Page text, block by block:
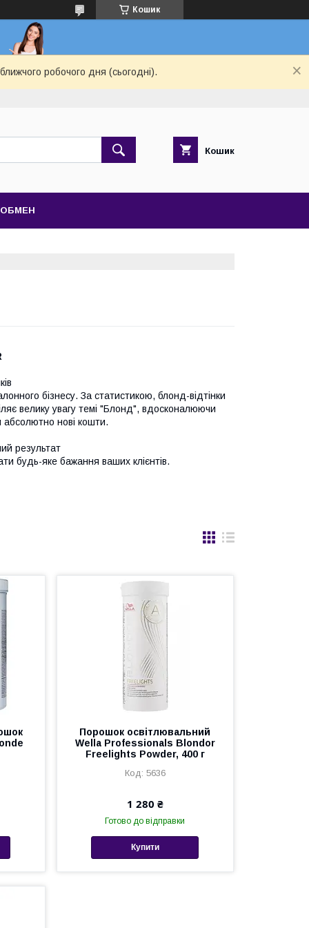
Кошик
робочого дня (сьогодні).
Кошик
ОБМЕН
бізнесу. За статистикою, блонд-відтінки
велику увагу темі "Блонд", вдосконалюючи
абсолютно нові кошти.
результат
будь-яке бажання ваших клієнтів.
Порошок освітлювальний
Wella Professionals Blondor
Freelights Powder, 400 г
5636
1 280 ₴
Готово до відправки
Купити